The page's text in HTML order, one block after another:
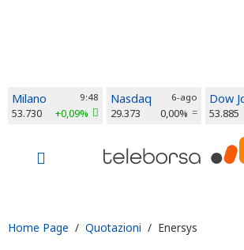
Milano 9:48
53.730 +0,09%
Nasdaq 6-ago
29.373 0,00%
Dow
53.885
Home Page / Quotazioni / Enersys